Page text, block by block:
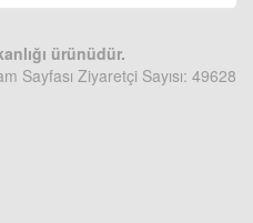
ürünüdür.
Sayfası Ziyaretçi Sayısı: 49628